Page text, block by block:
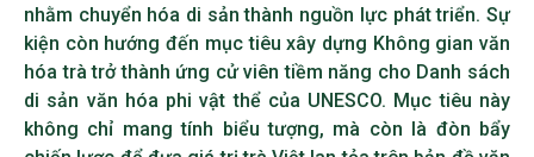
nhằm chuyển hóa di sản thành nguồn lực phát triển. Sự
kiện còn hướng đến mục tiêu xây dựng Không gian văn
hóa trà trở thành ứng cử viên tiềm năng cho Danh sách
di sản văn hóa phi vật thể của UNESCO. Mục tiêu này
không chỉ mang tính biểu tượng, mà còn là đòn bẩy